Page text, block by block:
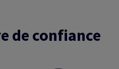
de confiance